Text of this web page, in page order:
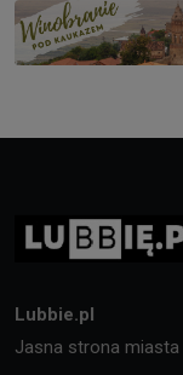
Lubbie.pl
Jasna strona miasta